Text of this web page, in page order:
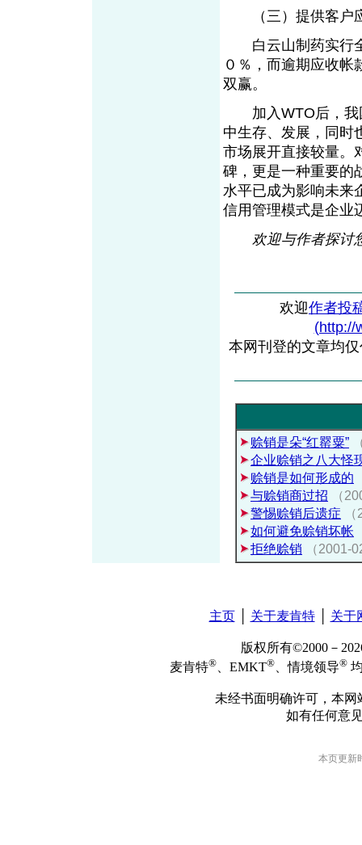
（三）提供客户应
白云山制药实行全
０％，而逾期应收帐
双赢。
加入WTO后，我
中生存、发展，同时
市场展开直接较量。
碑，更是一种重要的
水平已成为影响未来
信用管理模式是企业
欢迎与作者探讨您
欢迎作者投
(http://
本网刊登的文章均
赊销是朵“红罂粟”
企业赊销之八大怪
赊销是如何形成的
与赊销商过招
（
警惕赊销后遗症
如何避免赊销坏帐
拒绝赊销
（2001-
主页│ 关于麦肯特│ 关于
版权所有©2000－
麦肯特® 、EMKT® 、情境领导®
未经书面明确许可，本
如有任何意
本页更新